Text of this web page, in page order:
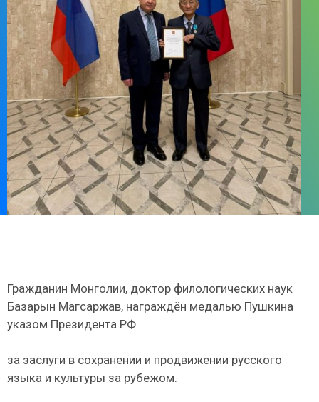
Гражданин Монголии, доктор филологических наук
Базарын Магсаржав, награждён медалью Пушкина
указом Президента РФ
за заслуги в сохранении и продвижении русского
языка и культуры за рубежом.